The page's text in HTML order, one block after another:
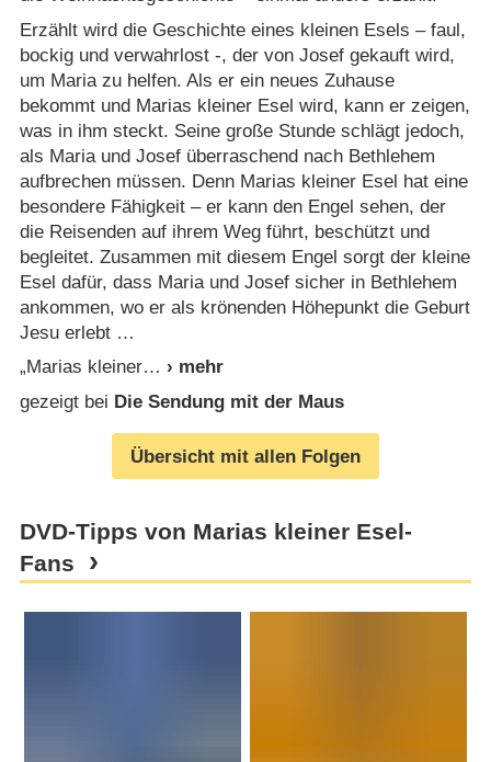
Erzählt wird die Geschichte eines kleinen Esels – faul,
bockig und verwahrlost -, der von Josef gekauft wird,
um Maria zu helfen. Als er ein neues Zuhause
bekommt und Marias kleiner Esel wird, kann er zeigen,
was in ihm steckt. Seine große Stunde schlägt jedoch,
als Maria und Josef überraschend nach Bethlehem
aufbrechen müssen. Denn Marias kleiner Esel hat eine
besondere Fähigkeit – er kann den Engel sehen, der
die Reisenden auf ihrem Weg führt, beschützt und
begleitet. Zusammen mit diesem Engel sorgt der kleine
Esel dafür, dass Maria und Josef sicher in Bethlehem
ankommen, wo er als krönenden Höhepunkt die Geburt
Jesu erlebt …
„Marias kleiner
gezeigt bei Die Sendung mit der Maus
Übersicht mit allen Folgen
DVD-Tipps von Marias kleiner Esel-
Fans